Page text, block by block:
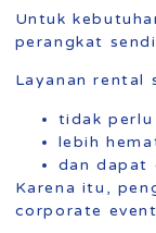
Untuk
perangkat
Layanan rental
tidak perlu
lebih
dan dapat
Karena itu,
corporate